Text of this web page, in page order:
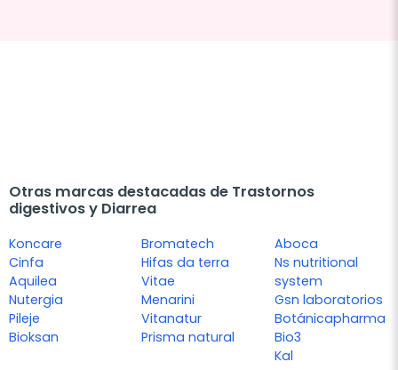
Otras marcas destacadas de Trastornos
digestivos y Diarrea
Koncare
Cinfa
Aquilea
Nutergia
Pileje
Bioksan
Bromatech
Hifas da terra
Vitae
Menarini
Vitanatur
Prisma natural
Aboca
Ns nutritional
system
Gsn laboratorios
Botánicapharma
Bio3
Kal